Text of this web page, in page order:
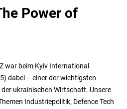
Power of
war beim Kyiv International
dabei – einer der wichtigsten
ukrainischen Wirtschaft. Unsere
Industriepolitik, Defence Tech